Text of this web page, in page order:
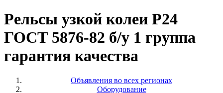
Рельсы узкой колеи Р24
ГОСТ 5876-82 б/у 1 группа
гарантия качества
Объявления во всех регионах
Оборудование